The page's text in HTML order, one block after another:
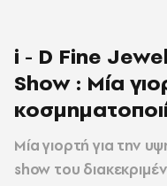
i - D Fine
Show : Μία
Μία γιορτή για την
show του